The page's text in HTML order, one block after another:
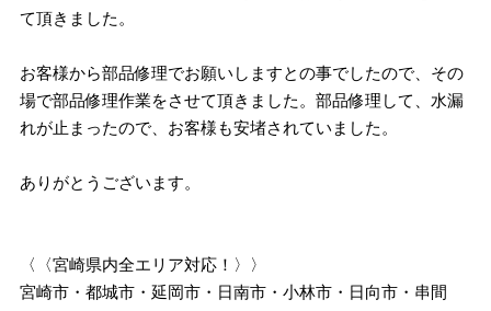
て頂きました。
お客様から部品修理でお願いしますとの事でしたので、その
場で部品修理作業をさせて頂きました。部品修理して、水漏
れが止まったので、お客様も安堵されていました。
ありがとうございます。
〈〈宮崎県内全エリア対応！〉〉
宮崎市・都城市・延岡市・日南市・小林市・日向市・串間